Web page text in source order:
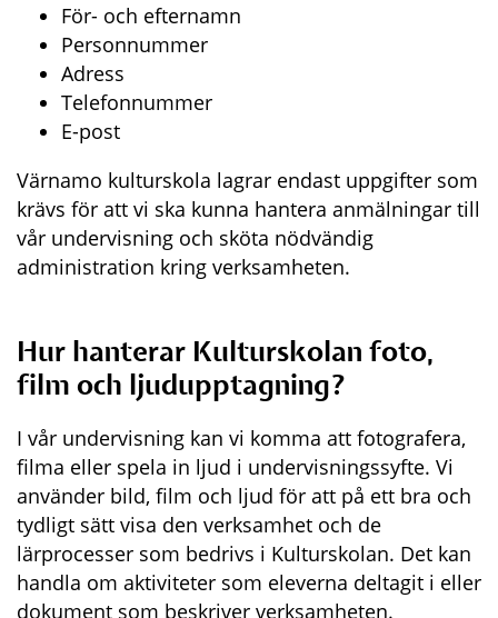
För- och efternamn
Personnummer
Adress
Telefonnummer
E-post
Värnamo kulturskola lagrar endast uppgifter som
krävs för att vi ska kunna hantera anmälningar till
vår undervisning och sköta nödvändig
administration kring verksamheten.
Hur hanterar Kulturskolan foto,
film och ljudupptagning?
I vår undervisning kan vi komma att fotografera,
filma eller spela in ljud i undervisningssyfte. Vi
använder bild, film och ljud för att på ett bra och
tydligt sätt visa den verksamhet och de
lärprocesser som bedrivs i Kulturskolan. Det kan
handla om aktiviteter som eleverna deltagit i eller
dokument som beskriver verksamheten.